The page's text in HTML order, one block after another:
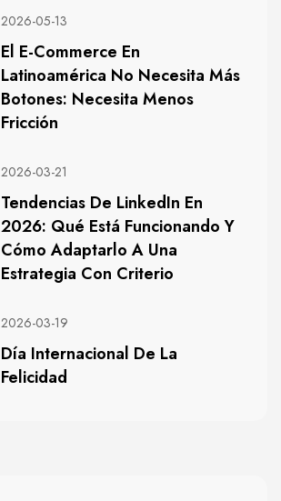
2026-05-13
El E-Commerce En
Latinoamérica No Necesita Más
Botones: Necesita Menos
Fricción
2026-03-21
Tendencias De LinkedIn En
2026: Qué Está Funcionando Y
Cómo Adaptarlo A Una
Estrategia Con Criterio
2026-03-19
Día Internacional De La
Felicidad